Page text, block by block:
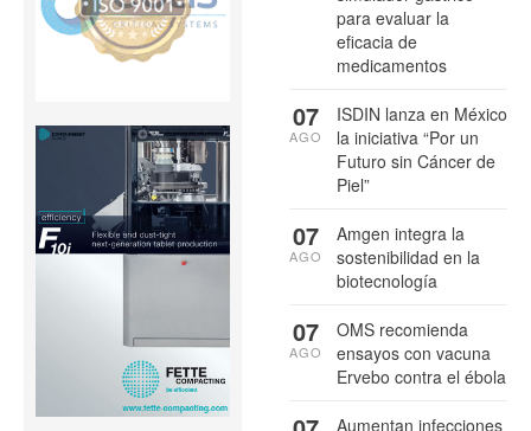
para evaluar la
eficacia de
medicamentos
ISDIN lanza en México
la iniciativa “Por un
Futuro sin Cáncer de
Piel”
07
AGO
Amgen integra la
sostenibilidad en la
biotecnología
07
AGO
OMS recomienda
ensayos con vacuna
Ervebo contra el ébola
07
AGO
Aumentan infecciones